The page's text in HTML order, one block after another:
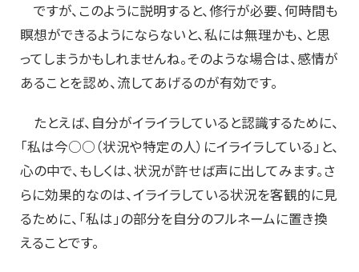
ですが、このように説明すると、修行が必要、何時間も
瞑想ができるようにならないと、私には無理かも、と思
ってしまうかもしれませんね。そのような場合は、感情が
あることを認め、流してあげるのが有効です。
たとえば、自分がイライラしていると認識するために、
「私は今○○（状況や特定の人）にイライラしている」と、
心の中で、もしくは、状況が許せば声に出してみます。さ
らに効果的なのは、イライラしている状況を客観的に見
るために、「私は」の部分を自分のフルネームに置き換
えることです。